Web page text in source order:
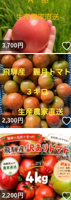
3,700円
2,300円
2,200円